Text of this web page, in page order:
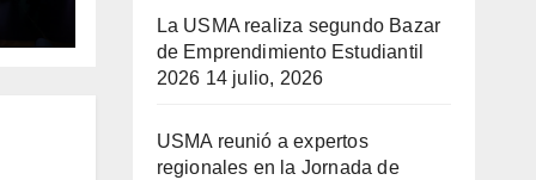
La USMA realiza segundo Bazar
de Emprendimiento Estudiantil
2026 14 julio, 2026
USMA reunió a expertos
regionales en la Jornada de